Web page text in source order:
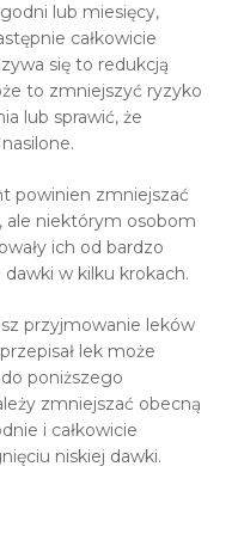
lub miesięcy,
całkowicie
się to redukcją
to zmniejszyć ryzyko
lub sprawić, że
powinien zmniejszać
ale niektórym osobom
ich od bardzo
w kilku krokach.
przyjmowanie leków
lek może
poniższego
zmniejszać obecną
i całkowicie
niskiej dawki.